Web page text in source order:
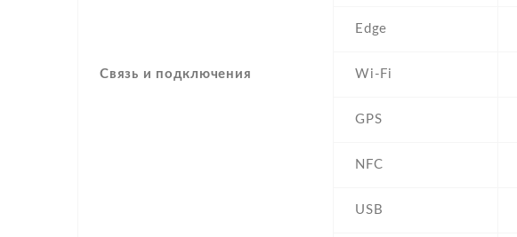
Связь и подключения
Edge
Wi-Fi
GPS
NFC
USB